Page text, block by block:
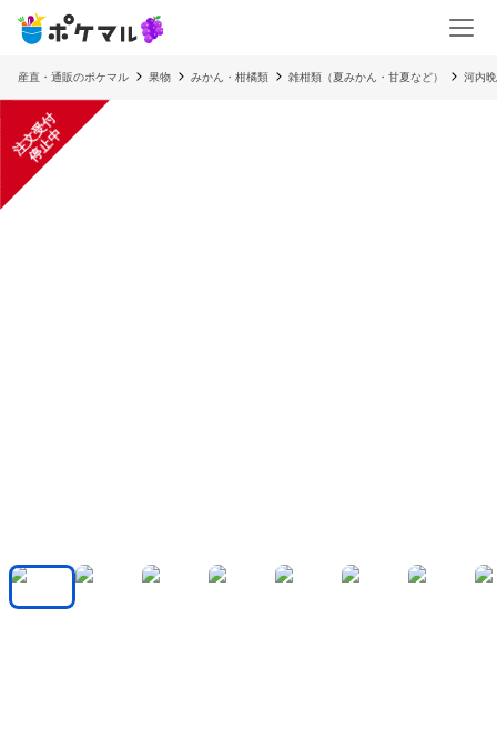
産直・通販のポケマル 果物 みかん・柑橘類 雑柑類（夏みかん・甘夏など） 河内
注
文
受
付
停
止
中